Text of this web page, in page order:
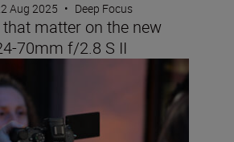
Aug 2025 • Deep Focus
matter on the new
70mm f/2.8 S II
Z5II: all the stats that matter